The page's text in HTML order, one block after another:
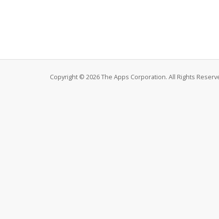
Copyright © 2026 The Apps Corporation. All Rights